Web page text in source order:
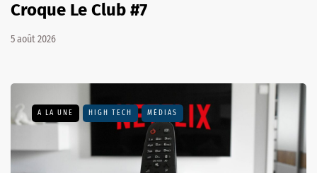
Croque Le Club #7
5 août 2026
A LA UNE HIGH TECH MÉDIAS